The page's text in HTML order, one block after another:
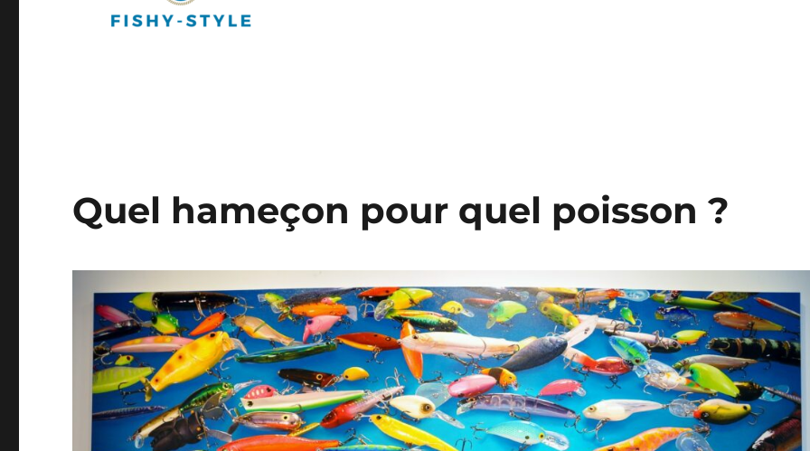
Quel hameçon pour quel poisson ?